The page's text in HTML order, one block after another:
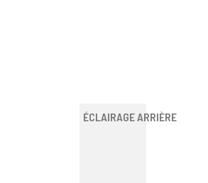
ÉCLAIRAGE ARRIÈRE